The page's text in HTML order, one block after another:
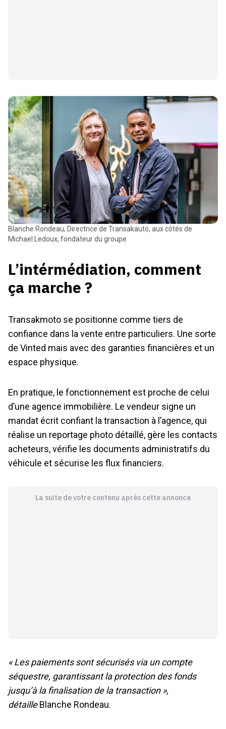
Blanche Rondeau, Directrice de Transakauto, aux côtés de
Michael Ledoux, fondateur du groupe
L’intérmédiation, comment
ça marche ?
Transakmoto se positionne comme tiers de
confiance dans la vente entre particuliers. Une sorte
de Vinted mais avec des garanties financières et un
espace physique.
En pratique, le fonctionnement est proche de celui
d’une agence immobilière. Le vendeur signe un
mandat écrit confiant la transaction à l’agence, qui
réalise un reportage photo détaillé, gère les contacts
acheteurs, vérifie les documents administratifs du
véhicule et sécurise les flux financiers.
La suite de votre contenu après cette annonce
« Les paiements sont sécurisés via un compte
séquestre, garantissant la protection des fonds
jusqu’à la finalisation de la transaction »,
détailleBlanche Rondeau.